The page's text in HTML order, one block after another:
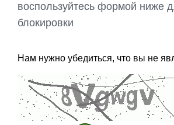
воспользуйтесь формой ниже
блокировки
Нам нужно убедиться, что вы не